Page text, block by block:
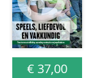
€ 37,00